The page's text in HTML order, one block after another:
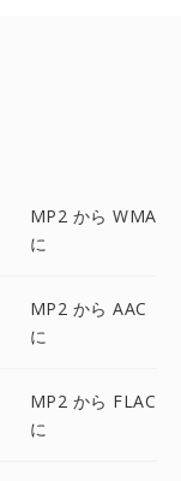
MP2 から WMA
に
MP2 から AAC
に
MP2 から FLAC
に